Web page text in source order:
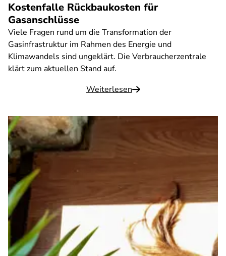
Kostenfalle Rückbaukosten für
Gasanschlüsse
Viele Fragen rund um die Transformation der
Gasinfrastruktur im Rahmen des Energie­ und
Klimawandels sind ungeklärt. Die Verbraucherzentrale
klärt zum aktuellen Stand auf.
Weiterlesen